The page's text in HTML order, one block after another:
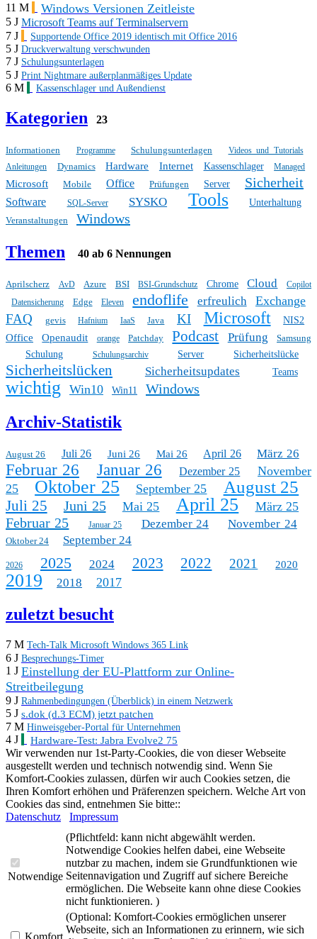
11 M Windows Versionen Zeitleiste
5 J Microsoft Teams auf Terminalservern
7 J
Supportende Office 2019 identisch mit Office 2016
5 J Druckverwaltung verschwunden
7 J Schulungsunterlagen
5 J Print Nightmare außerplanmäßiges Update
6 M Kassenschlager und Außendienst
Kategorien 23
Informationen Programme Schulungsunterlagen
Videos und Tutorials
Anleitungen
Dynamics Hardware Internet Kassenschlager Managed
Microsoft Mobile Office Prüfungen Server Sicherheit
Software SQL-Server SYSKO Tools
Unterhaltung
Veranstaltungen
Windows
Themen 40 ab 6 Nennungen
Aprilscherz AvD Azure BSI BSI-Grundschutz Chrome Cloud
Copilot
Datensicherung
Edge Eleven endoflife erfreulich Exchange
FAQ gevis Hafnium IaaS Java KI Microsoft NIS2
Office Openaudit orange Patchday Podcast Prüfung
Samsung
Schulung
Schulungsarchiv Server Sicherheitslücke
Sicherheitslücken Sicherheitsupdates Teams
wichtig Win10 Win11 Windows
Archiv-Statistik
August 26 Juli 26 Juni 26 Mai 26 April 26 März 26
Februar 26 Januar 26 Dezember 25
November
25
Oktober 25 September 25 August 25
Juli 25 Juni 25 Mai 25 April 25 März 25
Februar 25 Januar 25 Dezember 24 November 24
Oktober 24 September 24
2026 2025 2024 2023 2022 2021 2020
2019 2018 2017
zuletzt besucht
7 M Tech-Talk Microsoft Windows 365 Link
6 J Besprechungs-Timer
1 J Einstellung der EU-Plattform zur Online-
Streitbeilegung
9 J Rahmenbedingungen (Überblick) in einem Netzwerk
5 J s.dok (d.3 ECM) jetzt patchen
7 M Hinweisgeber-Portal für Unternehmen
4 J Hardware-Test: Jabra Evolve2 75
Wir verwenden nur 1st-Party-Cookies, die von dieser Webseite
ausgestellt werden und technisch notwendig sind. Wenn Sie
Komfort-Cookies zulassen, dürfen wir auch Cookies setzen, die
Ihren Komfort erhöhen und Präferenzen speichern. Welche Art von
Cookies das sind, entnehmen Sie bitte::
Datenschutz
Impressum
Notwendige
(Pflichtfeld: kann nicht abgewählt werden.
Notwendige Cookies helfen dabei, eine Webseite
nutzbar zu machen, indem sie Grundfunktionen wie
Seitennavigation und Zugriff auf sichere Bereiche
ermöglichen. Die Webseite kann ohne diese Cookies
nicht funktionieren. )
(Optional: Komfort-Cookies ermöglichen unserer
Webseite, sich an Informationen zu erinnern, wie sich